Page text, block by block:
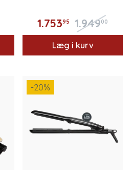
1.75395 1.94900
Læg i kurv
-20%